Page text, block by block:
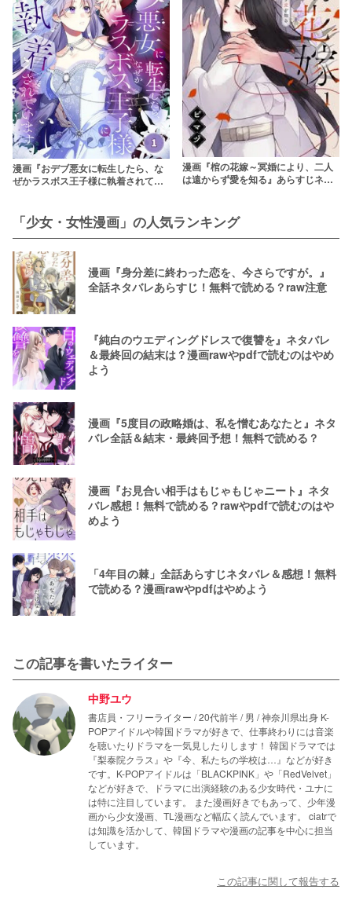
漫画『おデブ悪女に転生したら、な
ぜかラスボス王子様に執着されてい
よう
漫画『棺の花嫁～冥婚により、二人
は遠からず愛を知る』あらすじネタ
「少女・女性漫画」の人気ランキング
漫画『身分差に終わった恋を、今さらですが。』
全話ネタバレあらすじ！無料で読める？raw注意
『純白のウエディングドレスで復讐を』ネタバレ
＆最終回の結末は？漫画rawやpdfで読むのはやめ
よう
漫画『5度目の政略婚は、私を憎むあなたと』ネタ
バレ全話＆結末・最終回予想！無料で読める？
漫画『お見合い相手はもじゃもじゃニート』ネタ
バレ感想！無料で読める？rawやpdfで読むのはや
めよう
「4年目の棘」全話あらすじネタバレ＆感想！無料
で読める？漫画rawやpdfはやめよう
この記事を書いたライター
中野ユウ
書店員・フリーライター / 20代前半 / 男 / 神奈川県出身 K-
POPアイドルや韓国ドラマが好きで、仕事終わりには音楽
を聴いたりドラマを一気見したりします！ 韓国ドラマでは
『梨泰院クラス』や『今、私たちの学校は…』などが好き
です。K-POPアイドルは「BLACKPINK」や「RedVelvet」
などが好きで、ドラマに出演経験のある少女時代・ユナに
は特に注目しています。 また漫画好きでもあって、少年漫
画から少女漫画、TL漫画など幅広く読んでいます。 ciatrで
は知識を活かして、韓国ドラマや漫画の記事を中心に担当
しています。
この記事に関して報告する